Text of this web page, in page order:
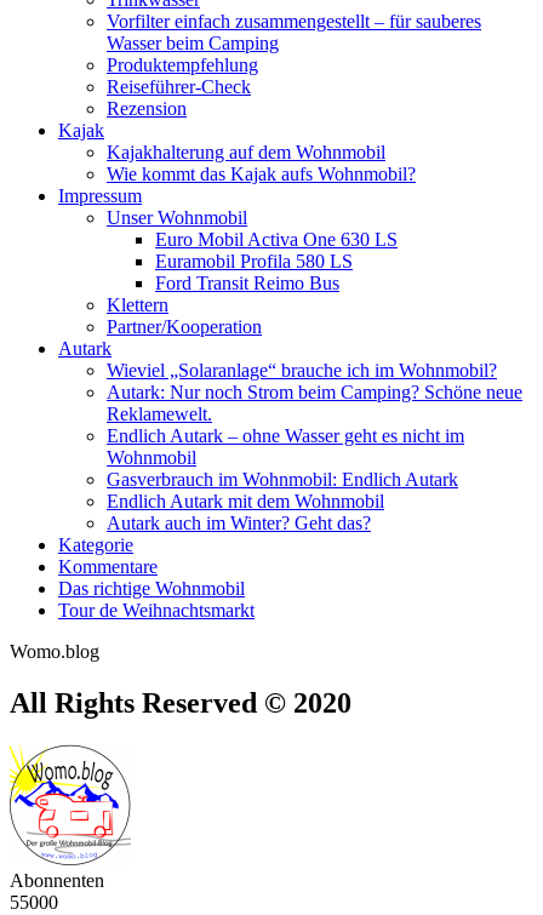
Vorfilter einfach zusammengestellt – für sauberes
Wasser beim Camping
Produktempfehlung
Reiseführer-Check
Rezension
Kajak
Kajakhalterung auf dem Wohnmobil
Wie kommt das Kajak aufs Wohnmobil?
Impressum
Unser Wohnmobil
Euro Mobil Activa One 630 LS
Euramobil Profila 580 LS
Ford Transit Reimo Bus
Klettern
Partner/Kooperation
Autark
Wieviel „Solaranlage“ brauche ich im Wohnmobil?
Autark: Nur noch Strom beim Camping? Schöne neue
Reklamewelt.
Endlich Autark – ohne Wasser geht es nicht im
Wohnmobil
Gasverbrauch im Wohnmobil: Endlich Autark
Endlich Autark mit dem Wohnmobil
Autark auch im Winter? Geht das?
Kategorie
Kommentare
Das richtige Wohnmobil
Tour de Weihnachtsmarkt
Womo.blog
All Rights Reserved © 2020
Abonnenten
55000